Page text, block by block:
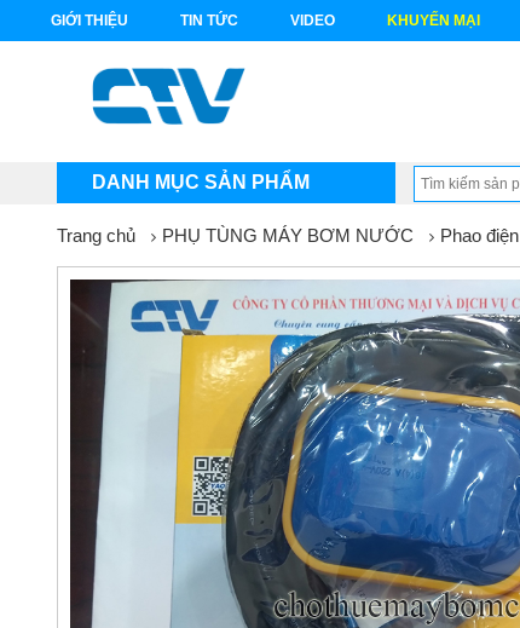
GIỚI THIỆU TIN TỨC VIDEO KHUYẾN MẠI
DANH MỤC SẢN PHẨM
Trang chủ PHỤ TÙNG MÁY BƠM NƯỚC Phao điện